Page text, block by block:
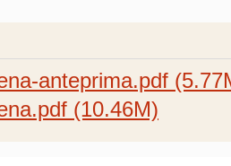
anteprima.pdf
(10.46M)